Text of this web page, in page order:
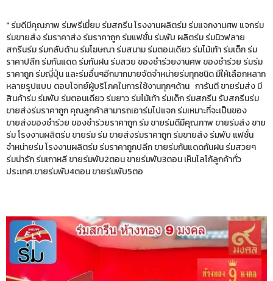
" ร่มดีมีคุณภาพ ร่มพรีเมี่ยม ร่มสกรีน โรงงานผลิตร่ม ร่มแจกงานศพ แจกร่ม
ร่มขายส่ง ร่มราคาส่ง ร่มราคาถูก ร่มแฟชั่น ร่มพับ ผลิตร่ม ร่มนิวฟลาย
สกรีนร่ม ร่มกลับด้าน ร่มโฆษณา ร่มสนาม ร่มตอนเดียว ร่มไม้เท้า ร่มเด็ก ร่ม
ราคาปลีก ร่มกันแดด ร่มกันฝน ร่มสวย ของชำร่วยงานศพ ของชำร่วย ร่มร่ม
ราคาถูก ร่มญี่ปุ่น และร่มอื่นๆอีกมากมายจัดจำหน่ายร่มทุกชนิด มีให้เลือกหลาก
หลายรูปแบบ ตอบโจทย์ผู้บริโภคในการใช้งานทุกๆด้าน การันตี ขายร่มส่ง มี
สินค้าร่ม ร่มพับ ร่มตอนเดียว ร่มยาว ร่มไม้เท้า ร่มเด็ก ร่มสกรีน รับสกรีนร่ม
ขายส่งร่มราคาถูก คุณลูกค้าสามารถเอาร่มไปแจก ร่มเหมาะที่จะเป็นของ
ขายส่งของชำร่วย ของชำร่วยราคาถูก ร่ม ขายร่มดีมีคุณภาพ ขายร่มส่ง ขาย
ร่ม โรงงานผลิตร่ม ขายร่ม ร่ม ขายส่งร่มราคาถูก ร่มขายส่ง ร่มพับ แฟชั่น
จำหน่ายร่ม โรงงานผลิตร่ม ร่มราคาถูกปลีก ขายร่มกันแดดกันฝน ร่มสวยๆ
ร่มน่ารัก ร่มเกาหลี ขายร่มพับ2ตอน ขายร่มพับ3ตอน เห็นโลโก้ลูกค้าทั่ว
ประเทศ.ขายร่มพับ4ตอน ขายร่มพับ5ตอ